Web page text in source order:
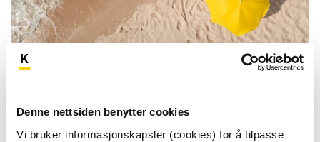
Denne nettsiden benytter cookies
Vi bruker informasjonskapsler (cookies) for å tilpasse
Gjennom sommeren deler vi ukentlige aktueltsaker i
fagressurser i sommer”.